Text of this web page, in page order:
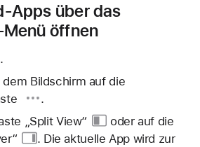
Apps über das
öffnen
Bildschirm auf die
.
„Split View“
oder auf die
. Die aktuelle App wird zur